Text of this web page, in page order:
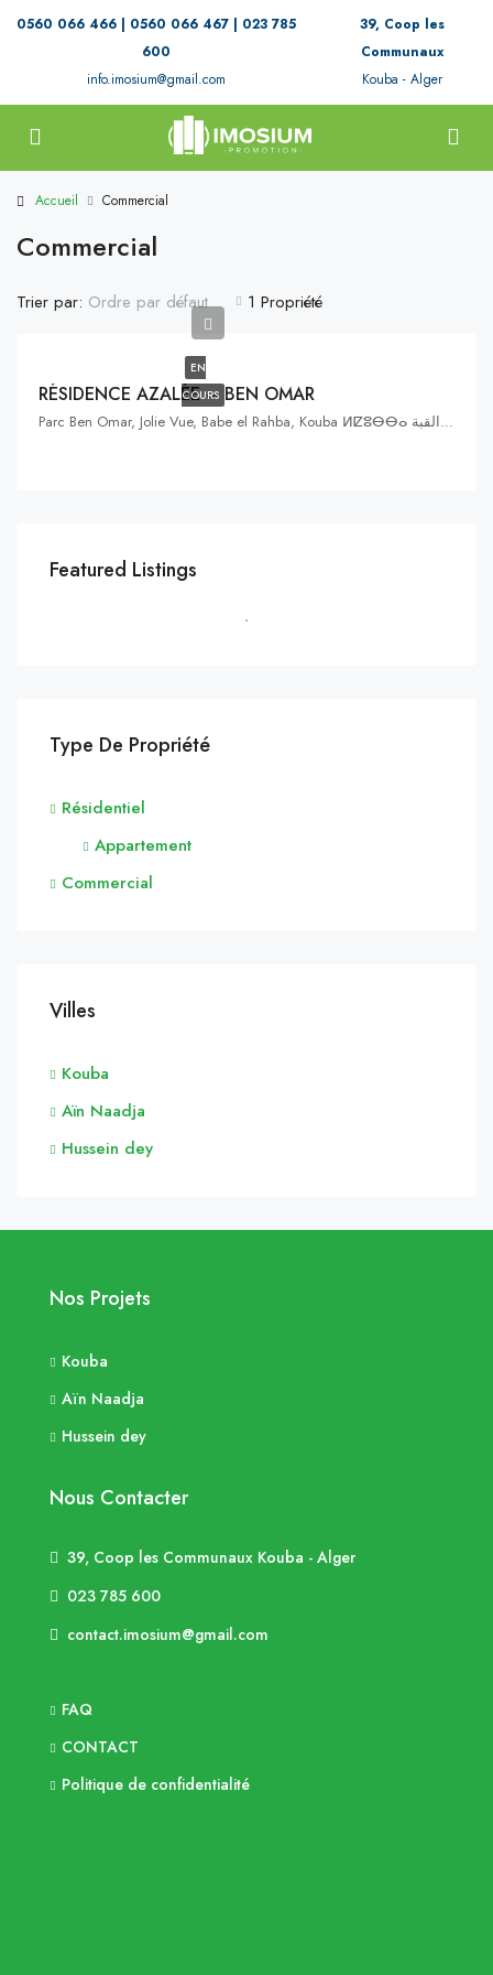
0560 066 466 | 0560 066 467 | 023 785
600
info.imosium@gmail.com
39, Coop les
Communaux
Kouba - Alger
Accueil Commercial
Commercial
1 Propriété
Trier par: Ordre par défaut
EN
COURS
RÉSIDENCE AZALÉE – BEN OMAR
Parc Ben Omar, Jolie Vue, Babe el Rahba, Kouba ⵍⵇⵓⴱⴱⴰ القبة, Hussein Dey, Alger, Algérie ⵍⵣⵣⴰⵢⴻⵔ الجزائر
Featured Listings
Type De Propriété
Résidentiel
Appartement
Commercial
Villes
Kouba
Aïn Naadja
Hussein dey
Nos Projets
Kouba
Aïn Naadja
Hussein dey
Nous Contacter
39, Coop les Communaux Kouba - Alger
023 785 600
contact.imosium@gmail.com
FAQ
CONTACT
Politique de confidentialité